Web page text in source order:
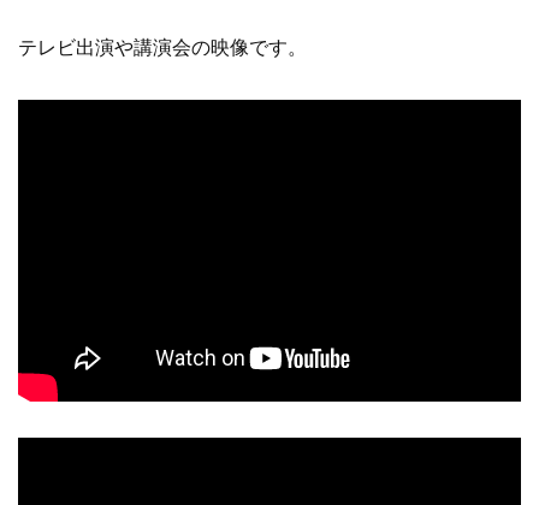
テレビ出演や講演会の映像です。